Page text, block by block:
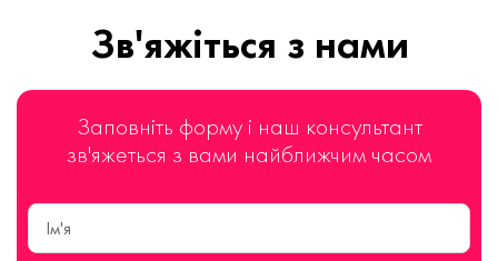
Зв'яжіться з нами
Заповніть форму і наш консультант
зв'яжеться з вами найближчим часом